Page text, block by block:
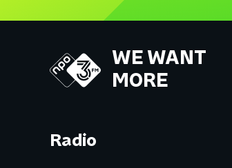
WE WANT
MORE
Radio